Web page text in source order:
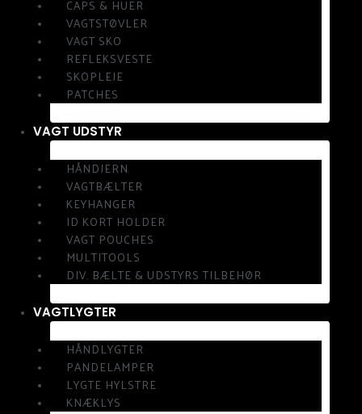
CAPS & HUER
VAGTSTØVLER
VAGT SKO
REFLEKSVESTE
SKOPLEJE
PATCHES
VAGT UDSTYR
HÅNDJERN
VAGTBÆLTER
KEYHANGER
ID KORT HOLDER
VAGT POUCHES
MULTITOOLS
DIV. BÆLTE & UDSTYRS TILBEHØR
VAGTLYGTER
HÅNDLYGTER
PANDELAMPER
LYGTE HYLSTRE
KNÆKLYS